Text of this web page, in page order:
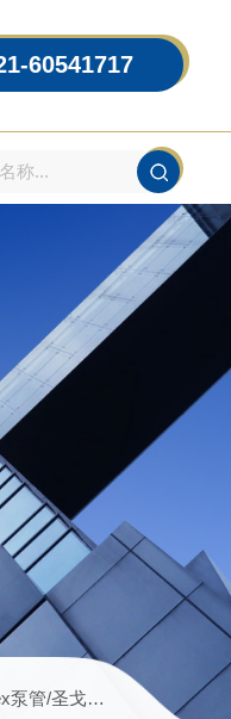
60541717
/圣戈班软管